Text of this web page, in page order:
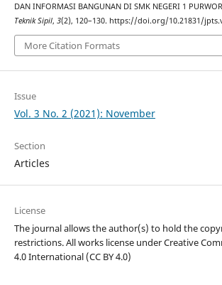
DAN INFORMASI BANGUNAN DI SMK NEGERI 1
Teknik Sipil, 3(2), 120–130. https://doi.org/10.21831/
More Citation Formats
Issue
Vol. 3 No. 2 (2021): November
Section
Articles
License
The journal allows the author(s) to hold the
restrictions. All works license under Creative
4.0 International (CC BY 4.0)